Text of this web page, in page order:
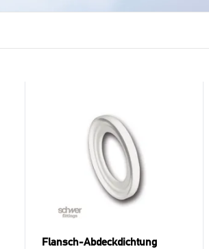
Flansch-Abdeckdichtung